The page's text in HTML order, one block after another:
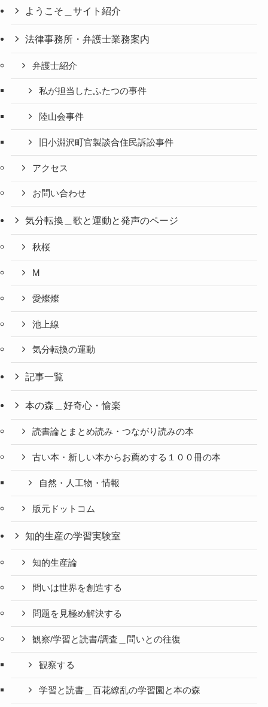
ようこそ＿サイト紹介
法律事務所・弁護士業務案内
弁護士紹介
私が担当したふたつの事件
陸山会事件
旧小淵沢町官製談合住民訴訟事件
アクセス
お問い合わせ
気分転換＿歌と運動と発声のページ
秋桜
M
愛燦燦
池上線
気分転換の運動
記事一覧
本の森＿好奇心・愉楽
読書論とまとめ読み・つながり読みの本
古い本・新しい本からお薦めする１００冊の本
自然・人工物・情報
版元ドットコム
知的生産の学習実験室
知的生産論
問いは世界を創造する
問題を見極め解決する
観察/学習と読書/調査＿問いとの往復
観察する
学習と読書＿百花繚乱の学習園と本の森